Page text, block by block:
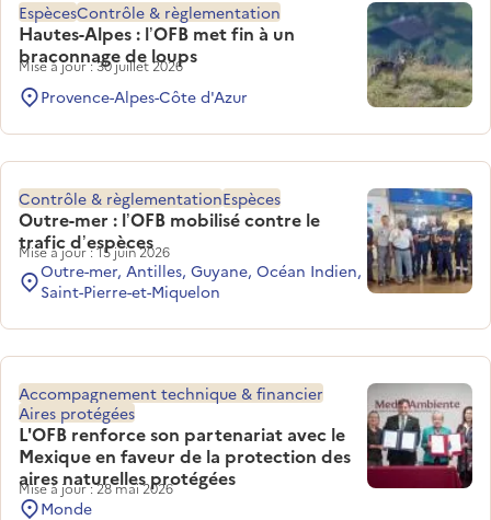
Hautes-Alpes : l’OFB met fin à un
braconnage de loups
EspècesContrôle & règlementation
Mise à jour : 30 juillet 2026
Provence-Alpes-Côte d'Azur
Outre-mer : l’OFB mobilisé contre le
trafic d’espèces
Contrôle & règlementationEspèces
Mise à jour : 15 juin 2026
Outre-mer, Antilles, Guyane, Océan Indien,
Saint-Pierre-et-Miquelon
L'OFB renforce son partenariat avec le
Mexique en faveur de la protection des
aires naturelles protégées
Accompagnement technique & financier
Aires protégées
Mise à jour : 28 mai 2026
Monde